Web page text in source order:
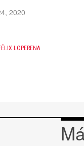
2020
LOPERENA